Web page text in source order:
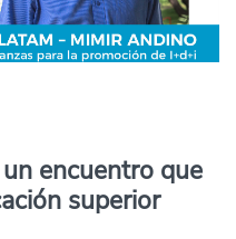
encuentro que
superior